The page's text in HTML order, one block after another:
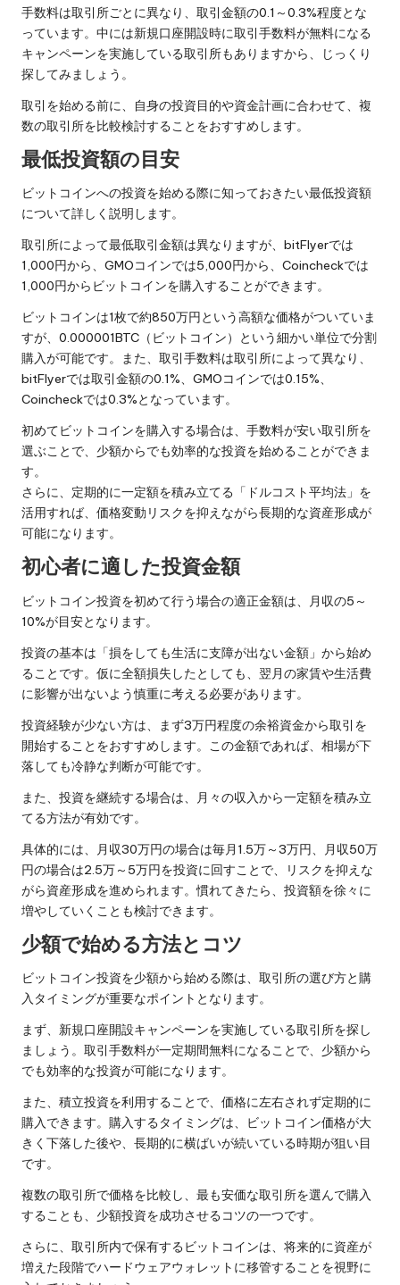
手数料は取引所ごとに異なり、取引金額の0.1～0.3%程度とな
っています。中には新規口座開設時に取引手数料が無料になる
キャンペーンを実施している取引所もありますから、じっくり
探してみましょう。
取引を始める前に、自身の投資目的や資金計画に合わせて、複
数の取引所を比較検討することをおすすめします。
最低投資額の目安
ビットコインへの投資を始める際に知っておきたい最低投資額
について詳しく説明します。
取引所によって最低取引金額は異なりますが、bitFlyerでは
1,000円から、GMOコインでは5,000円から、Coincheckでは
1,000円からビットコインを購入することができます。
ビットコインは1枚で約850万円という高額な価格がついていま
すが、0.000001BTC（ビットコイン）という細かい単位で分割
購入が可能です。また、取引手数料は取引所によって異なり、
bitFlyerでは取引金額の0.1%、GMOコインでは0.15%、
Coincheckでは0.3%となっています。
初めてビットコインを購入する場合は、手数料が安い取引所を
選ぶことで、少額からでも効率的な投資を始めることができま
す。
さらに、定期的に一定額を積み立てる「ドルコスト平均法」を
活用すれば、価格変動リスクを抑えながら長期的な資産形成が
可能になります。
初心者に適した投資金額
ビットコイン投資を初めて行う場合の適正金額は、月収の5～
10%が目安となります。
投資の基本は「損をしても生活に支障が出ない金額」から始め
ることです。仮に全額損失したとしても、翌月の家賃や生活費
に影響が出ないよう慎重に考える必要があります。
投資経験が少ない方は、まず3万円程度の余裕資金から取引を
開始することをおすすめします。この金額であれば、相場が下
落しても冷静な判断が可能です。
また、投資を継続する場合は、月々の収入から一定額を積み立
てる方法が有効です。
具体的には、月収30万円の場合は毎月1.5万～3万円、月収50万
円の場合は2.5万～5万円を投資に回すことで、リスクを抑えな
がら資産形成を進められます。慣れてきたら、投資額を徐々に
増やしていくことも検討できます。
少額で始める方法とコツ
ビットコイン投資を少額から始める際は、取引所の選び方と購
入タイミングが重要なポイントとなります。
まず、新規口座開設キャンペーンを実施している取引所を探し
ましょう。取引手数料が一定期間無料になることで、少額から
でも効率的な投資が可能になります。
また、積立投資を利用することで、価格に左右されず定期的に
購入できます。購入するタイミングは、ビットコイン価格が大
きく下落した後や、長期的に横ばいが続いている時期が狙い目
です。
複数の取引所で価格を比較し、最も安価な取引所を選んで購入
することも、少額投資を成功させるコツの一つです。
さらに、取引所内で保有するビットコインは、将来的に資産が
増えた段階でハードウェアウォレットに移管することを視野に